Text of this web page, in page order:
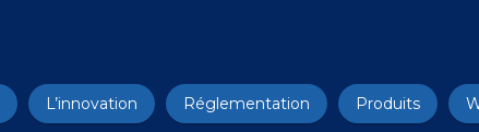
L’innovation Réglementation Produits